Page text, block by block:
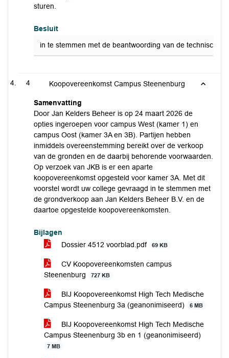
sturen.
Besluit
in te stemmen met de beantwoording van de technische
4 Koopovereenkomst Campus Steenenburg
Samenvatting
Door Jan Kelders Beheer is op 24 maart 2026 de
opties ingeroepen voor campus West (kamer 1) en
campus Oost (kamer 3A en 3B). Partijen hebben
inmiddels overeenstemming bereikt over de verkoop
van de gronden en de daarbij behorende voorwaarden.
Op verzoek van JKB is er een aparte
koopovereenkomst opgesteld voor kamer 3A. Met dit
voorstel wordt uw college gevraagd in te stemmen met
de grondverkoop aan Jan Kelders Beheer B.V. en de
daartoe opgestelde koopovereenkomsten.
Bijlagen
Dossier 4512 voorblad.pdf
69 KB
CV Koopovereenkomsten campus
Steenenburg
727 KB
BIJ Koopovereenkomst High Tech Medische
Campus Steenenburg 3a (geanonimiseerd)
6 MB
BIJ Koopovereenkomst High Tech Medische
Campus Steenenburg 3b en 1 (geanonimiseerd)
7 MB